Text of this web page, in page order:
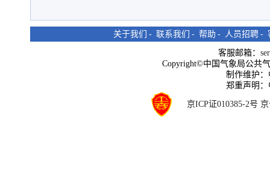
关于我们 - 联系我们 - 帮助 - 人员招聘 -
客服邮箱：
Copyright©中国气象局公共
制作维护
郑重声明
京ICP证010385-2号